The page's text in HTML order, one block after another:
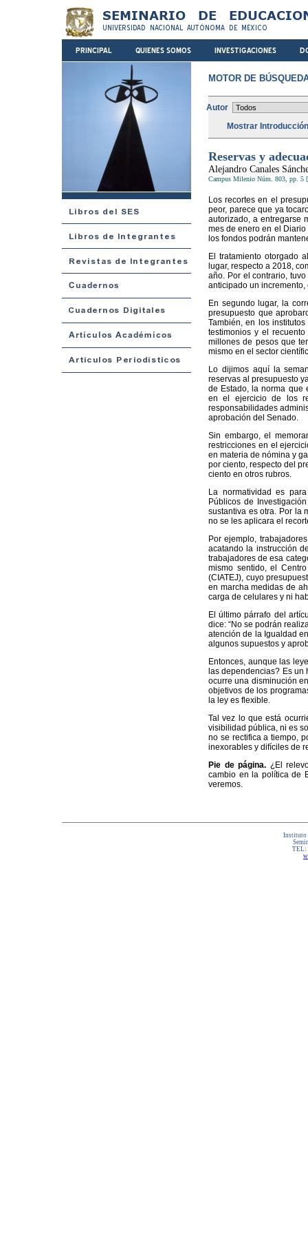
MOTOR DE
Autor
Mostrar
Reservas y
Alejandro Canales
Campus Milenio Núm. 803, pp. 5
Los recortes en el
peor, parece que ya
autorizado, a entregarse
mes de enero en el
los fondos podrán
El tratamiento otorgado
lugar, respecto a 2018,
año. Por el contrario,
anticipado un
En segundo lugar, la
presupuesto que
También, en los
testimonios y el
millones de pesos que
mismo en el sector
Lo dijimos aquí la
reservas al presupuesto
de Estado, la norma que
en el ejercicio de los
responsabilidades
aprobación del Senado.
Sin embargo, el
restricciones en el
en materia de nómina y
por ciento, respecto del
ciento en otros rubros.
La normatividad es
Públicos de
sustantiva es otra. Por la
no se les aplicara el
Por ejemplo,
acatando la instrucción
trabajadores de esa
mismo sentido, el
(CIATEJ), cuyo
en marcha medidas de
carga de celulares y ni
El último párrafo del
dice: “No se podrán
atención de la Igualdad
algunos supuestos y
Entonces, aunque las
las dependencias? Es
ocurre una disminución
objetivos de los
la ley es flexible.
Tal vez lo que está
visibilidad pública, ni es
no se rectifica a tiempo,
inexorables y difíciles de
Pie de página. ¿El
cambio en la política de
veremos.
Instituto
TEL: